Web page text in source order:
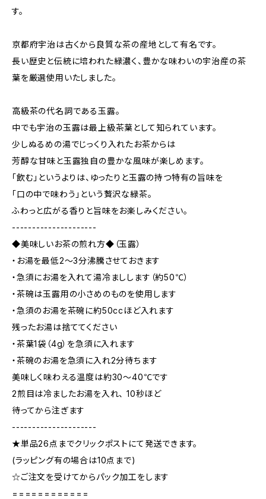
す。
京都府宇治は古くから良質な茶の産地として有名です。
長い歴史と伝統に培われた緑濃く、豊かな味わいの宇治産の茶
葉を厳選使用いたしました。
高級茶の代名詞である玉露。
中でも宇治の玉露は最上級茶葉として知られています。
少しぬるめの湯でじっくり入れたお茶からは
芳醇な甘味と玉露独自の豊かな風味が楽しめます。
「飲む」というよりは、ゆったりと玉露の持つ特有の旨味を
「口の中で味わう」という贅沢な緑茶。
ふわっと広がる香りと旨味をお楽しみください。
---------------------
◆美味しいお茶の煎れ方◆（玉露）
・お湯を最低2～3分沸騰させておきます
・急須にお湯を入れて湯冷ましします（約50℃）
・茶碗は玉露用の小さめのものを使用します
・急須のお湯を茶碗に約50ccほど入れます
残ったお湯は捨ててください
・茶葉1袋（4g）を急須に入れます
・茶碗のお湯を急須に入れ2分待ちます
美味しく味わえる温度は約30～40℃です
2煎目は冷ましたお湯を入れ、 10秒ほど
待ってから注ぎます
---------------------
★単品26点までクリックポストにて発送できます。
(ラッピング有の場合は10点まで)
☆ご注文を受けてからパック加工をします
============